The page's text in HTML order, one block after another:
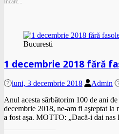
Încarc...
Bucuresti
1 decembrie 2018 fără
luni, 3 decembrie 2018 Admin
Anul acesta sărbătorim 100 de ani
decembrie 2018, ne-am fi aşteptat la
a fost aşa. MOTTO: „Dacă-i dai nas